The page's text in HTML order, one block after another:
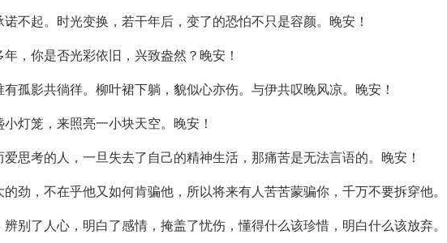
不起。时光变换，若干年后，变了的恐怕不只是容颜。晚安！
，你是否光彩依旧，兴致盎然？晚安！
孤影共徜徉。柳叶裙下躺，貌似心亦伤。与伊共叹晚风凉。晚安！
灯笼，来照亮一小块天空。晚安！
思考的人，一旦失去了自己的精神生活，那痛苦是无法言语的。晚安！
劲，不在乎他又如何肯骗他，所以将来有人苦苦蒙骗你，千万不要拆穿他。
别了人心，明白了感情，掩盖了忧伤，懂得什么该珍惜，明白什么该放弃。